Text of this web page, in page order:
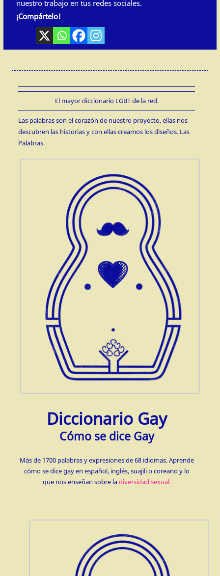
nuestro trabajo en tus redes sociales.
¡Compártelo!
El mayor diccionario LGBT de la red.
Las palabras son el corazón de nuestro proyecto, ellas nos
descubren las historias y con ellas creamos los diseños. Las
Palabras.
Diccionario Gay
Cómo se dice Gay
Más de 1700 palabras y expresiones de 68 idiomas. Aprende
cómo se dice gay en español, inglés, suajili o coreano y lo
que nos enseñan sobre ladiversidad sexual.